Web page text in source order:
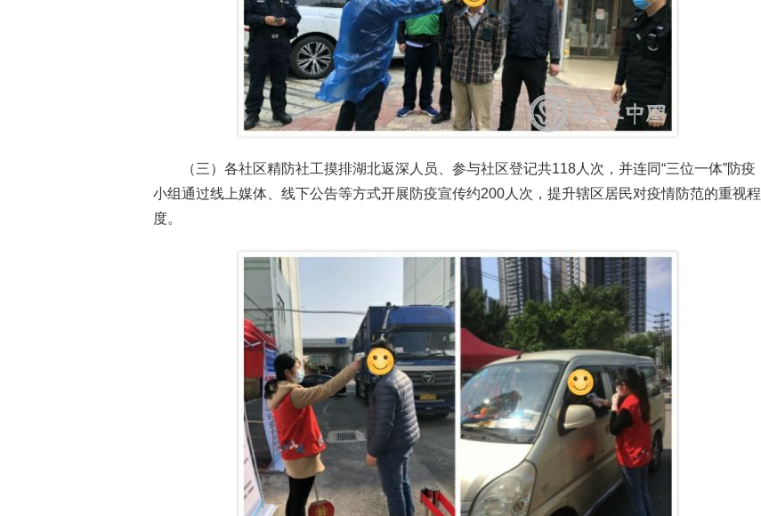
（三）各社区精防社工摸排湖北返深人员、参与社区登记共118人次，并连同“三位一体”防疫
小组通过线上媒体、线下公告等方式开展防疫宣传约200人次，提升辖区居民对疫情防范的重视程
度。